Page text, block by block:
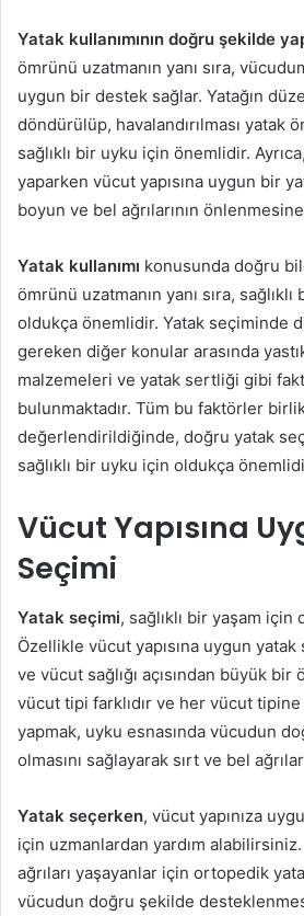
Yatak kullanımının doğru şekilde
ömrünü uzatmanın yanı sıra,
uygun bir destek sağlar. Yatağın
döndürülüp, havalandırılması yatak
sağlıklı bir uyku için önemlidir.
yaparken vücut yapısına uygun bir
boyun ve bel ağrılarının
Yatak kullanımı konusunda doğru
ömrünü uzatmanın yanı sıra,
oldukça önemlidir. Yatak seçiminde
gereken diğer konular arasında
malzemeleri ve yatak sertliği gibi
bulunmaktadır. Tüm bu faktörler
değerlendirildiğinde, doğru yatak
sağlıklı bir uyku için oldukça
Vücut Yapısına
Seçimi
Yatak seçimi, sağlıklı bir yaşam
Özellikle vücut yapısına uygun
ve vücut sağlığı açısından büyük
vücut tipi farklıdır ve her vücut
yapmak, uyku esnasında vücudun
olmasını sağlayarak sırt ve bel
Yatak seçerken, vücut yapınıza
için uzmanlardan yardım
ağrıları yaşayanlar için ortopedik
vücudun doğru şekilde